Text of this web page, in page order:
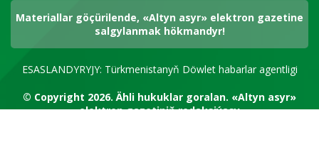
Materiallar göçürilende, «Altyn asyr» elektron gazetine
salgylanmak hökmandyr!
ESASLANDYRYJY: Türkmenistanyň Döwlet habarlar agentligi
© Copyright 2026.Ähli hukuklar goralan. «Altyn asyr»
elektron gazetiniň redaksiýasy